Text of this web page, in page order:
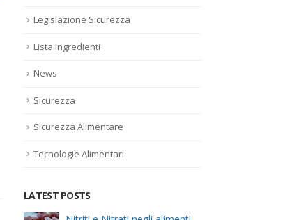
Legislazione Sicurezza
Lista ingredienti
News
Sicurezza
Sicurezza Alimentare
Tecnologie Alimentari
LATEST POSTS